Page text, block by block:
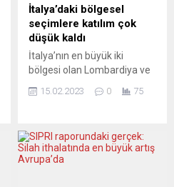
İtalya’daki bölgesel
seçimlere katılım çok
düşük kaldı
İtalya’nın en büyük iki
bölgesi olan Lombardiya ve
günleri bölgesel seçimler
ilk 100 günü sonrasında
sınav niteliğindeki seçimleri,
15.02.2023 0 75